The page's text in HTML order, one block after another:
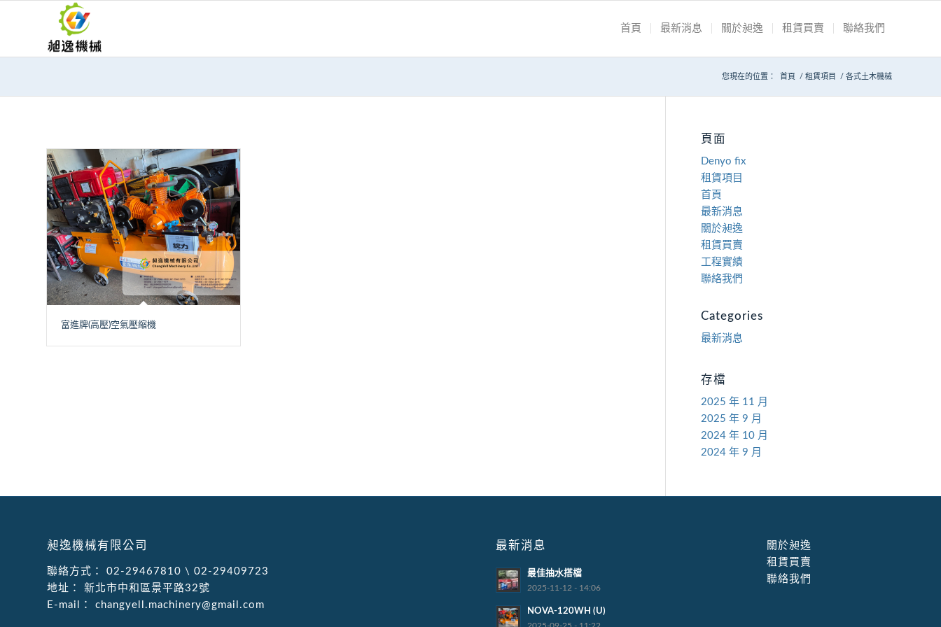
首頁 最新消息 關於昶逸 租賃買賣 聯絡我們
您現在的位置： 首頁 / 租賃項目 / 各式土木機械
富進牌(高壓)空氣壓縮機
頁面
Denyo fix
租賃項目
首頁
最新消息
關於昶逸
租賃買賣
工程實績
聯絡我們
Categories
最新消息
存檔
2025 年 11 月
2025 年 9 月
2024 年 10 月
2024 年 9 月
昶逸機械有限公司
聯絡方式： 02-29467810 \ 02-29409723
地址：
新北市中和區景平路32號
E-mail：
changyell.machinery@gmail.com
最新消息
最佳抽水搭檔
2025-11-12 - 14:06
NOVA-120WH (U)
關於昶逸
租賃買賣
聯絡我們